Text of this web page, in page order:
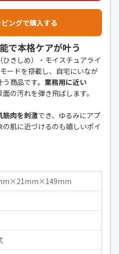
ングで購入する
で本格ケアが叶う
きしめ）・モイスチュアライ
ードを搭載し、自宅にいなが
商品です。 業務用に近い
面の汚れを弾き飛ばします。
筋肉を刺激でき、ゆるみにアプ
肌に近づけるのも嬉しいポイ